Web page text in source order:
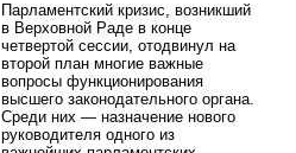
Парламентский кризис, возникший
в Верховной Раде в конце
четвертой сессии, отодвинул на
второй план многие важные
вопросы функционирования
высшего законодательного органа.
Среди них — назначение нового
руководителя одного из